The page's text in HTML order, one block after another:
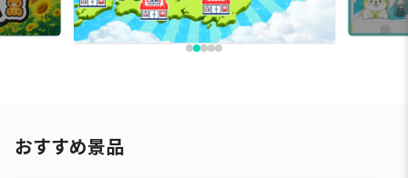
おすすめ景品